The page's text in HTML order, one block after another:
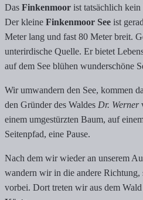
Das Finkenmoor ist tatsächlich
Der kleine Finkenmoor See ist
Meter lang und fast 80 Meter breit.
unterirdische Quelle. Er bietet
auf dem See blühen wunderschöne
Wir umwandern den See, kommen
den Gründer des Waldes Dr. Werner
einem umgestürzten Baum, auf
Seitenpfad, eine Pause.
Nach dem wir wieder an unserem
wandern wir in die andere Richtung,
vorbei. Dort treten wir aus dem